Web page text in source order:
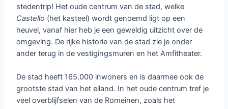
stedentrip! Het oude centrum van de stad, welke
Castello (het kasteel) wordt genoemd ligt op een
heuvel, vanaf hier heb je een geweldig uitzicht over de
omgeving. De rijke historie van de stad zie je onder
ander terug in de vestigingsmuren en het Amfitheater.
De stad heeft 165.000 inwoners en is daarmee ook de
grootste stad van het eiland. In het oude centrum tref je
veel overblijfselen van de Romeinen, zoals het